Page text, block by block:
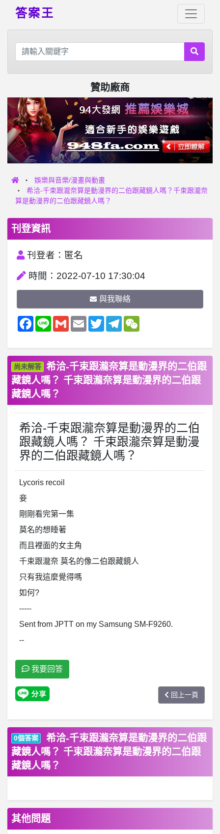
答案王
贊助廠商
娛樂與音樂/漫畫與動畫
希洽-千束跟瀧奈算是動漫界的二伯跟藏鏡人嗎？千束跟瀧奈
算是動漫界的二伯跟藏鏡人嗎？
刊登資訊
刊登者：匿名
時間：2022-07-10 17:30:04
與我聯絡
Facebook
Line GmailEmail TwitterTelegramWeChat
尚未解答
希洽-千束跟瀧奈算是動漫界的二伯跟
藏鏡人嗎？ 千束跟瀧奈算是動漫界的二伯跟
藏鏡人嗎？
希洽-千束跟瀧奈算是動漫界的二伯
跟藏鏡人嗎？ 千束跟瀧奈算是動漫
界的二伯跟藏鏡人嗎？
Lycoris recoil
妾
剛剛看完第一集
莫名的想睡著
而且裡面的女主角
千束跟瀧奈 莫名的像二伯跟藏鏡人
只有我這麼覺得嗎
如何?
-----
Sent from JPTT on my Samsung SM-F9260.
--
我要回答
回上一頁
0個答案
希洽-千束跟瀧奈算是動漫界的二伯跟
藏鏡人嗎？ 千束跟瀧奈算是動漫界的二伯跟
藏鏡人嗎？
其他問題